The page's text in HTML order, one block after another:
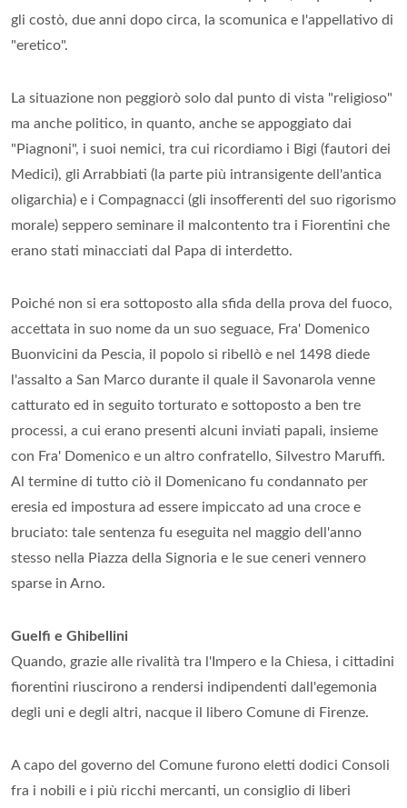
gli costò, due anni dopo circa, la scomunica e l'appellativo di
"eretico".
La situazione non peggiorò solo dal punto di vista "religioso"
ma anche politico, in quanto, anche se appoggiato dai
"Piagnoni", i suoi nemici, tra cui ricordiamo i Bigi (fautori dei
Medici), gli Arrabbiati (la parte più intransigente dell'antica
oligarchia) e i Compagnacci (gli insofferenti del suo rigorismo
morale) seppero seminare il malcontento tra i Fiorentini che
erano stati minacciati dal Papa di interdetto.
Poiché non si era sottoposto alla sfida della prova del fuoco,
accettata in suo nome da un suo seguace, Fra' Domenico
Buonvicini da Pescia, il popolo si ribellò e nel 1498 diede
l'assalto a San Marco durante il quale il Savonarola venne
catturato ed in seguito torturato e sottoposto a ben tre
processi, a cui erano presenti alcuni inviati papali, insieme
con Fra' Domenico e un altro confratello, Silvestro Maruffi.
Al termine di tutto ciò il Domenicano fu condannato per
eresia ed impostura ad essere impiccato ad una croce e
bruciato: tale sentenza fu eseguita nel maggio dell'anno
stesso nella Piazza della Signoria e le sue ceneri vennero
sparse in Arno.
Guelfi e Ghibellini
Quando, grazie alle rivalità tra l'Impero e la Chiesa, i cittadini
fiorentini riuscirono a rendersi indipendenti dall'egemonia
degli uni e degli altri, nacque il libero Comune di Firenze.
A capo del governo del Comune furono eletti dodici Consoli
fra i nobili e i più ricchi mercanti, un consiglio di liberi